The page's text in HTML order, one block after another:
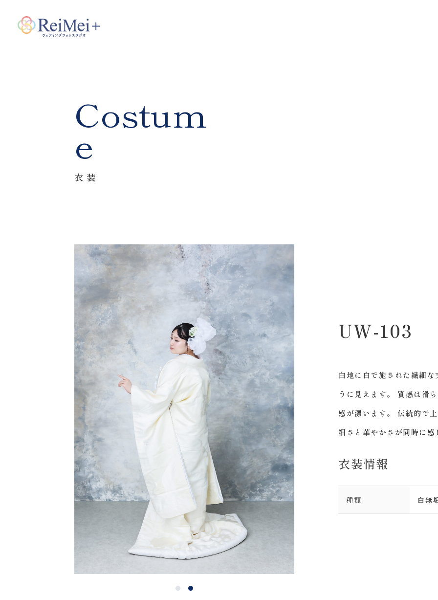
Costum
e
衣装
UW-103
白地に白で施された繊細
うに見えます。 質感は滑
感が漂います。 伝統的で
細さと華やかさが同時に感
衣装情報
種類 白無